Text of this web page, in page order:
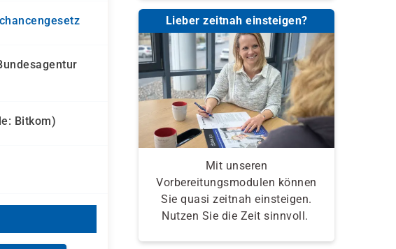
Bitkom)
Lieber zeitnah einsteigen?
Mit unseren
Vorbereitungsmodulen können
Sie quasi zeitnah einsteigen.
Nutzen Sie die Zeit sinnvoll.